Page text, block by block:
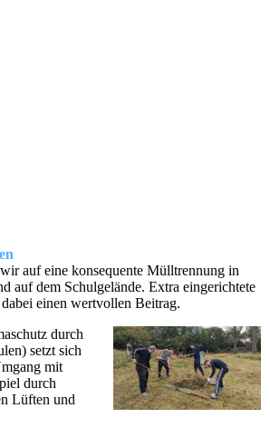
auf eine konsequente Mülltrennung in
auf dem Schulgelände. Extra eingerichtete
einen wertvollen Beitrag.
durch
setzt sich
mit
durch
Lüften und